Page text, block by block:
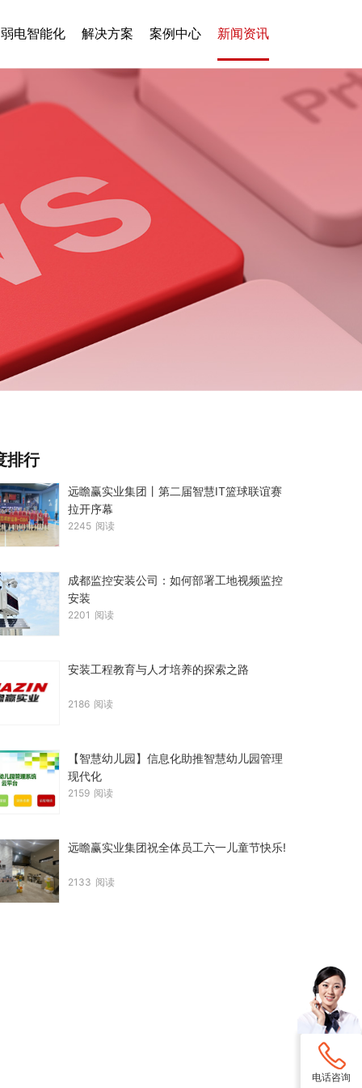
弱电智能化 解决方案 案例中心 新闻资讯
排行
远瞻赢实业集团丨第二届智慧IT篮球联谊赛
拉开序幕
2245 阅读
成都监控安装公司：如何部署工地视频监控
安装
2201 阅读
安装工程教育与人才培养的探索之路
2186 阅读
【智慧幼儿园】信息化助推智慧幼儿园管理
现代化
2159 阅读
远瞻赢实业集团祝全体员工六一儿童节快乐!
2133 阅读
电话咨询